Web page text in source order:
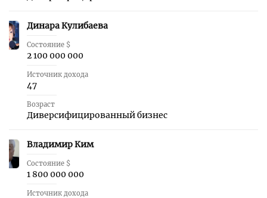
4 Динара Кулибаева
Состояние $
2 100 000 000
Источник дохода
47
Возраст
Диверсифицированный бизнес
5 Владимир Ким
Состояние $
1 800 000 000
Источник дохода